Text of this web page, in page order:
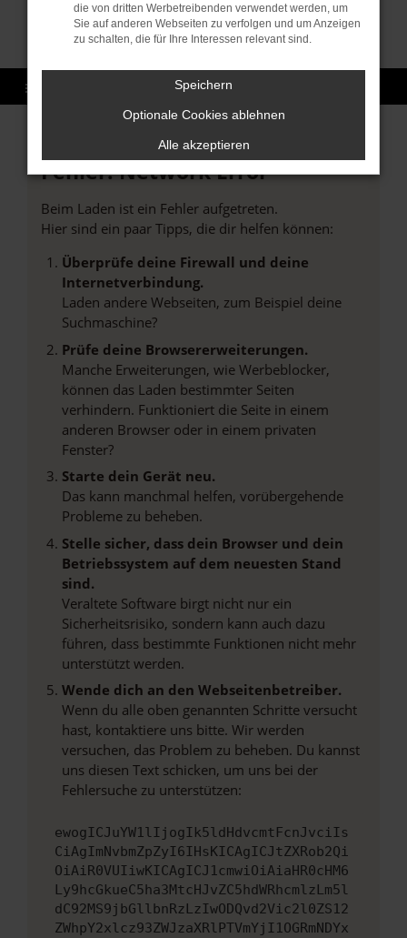
Fehler: Network Error
Beim Laden ist ein Fehler aufgetreten.
Hier sind ein paar Tipps, die dir helfen können:
Überprüfe deine Firewall und deine
Internetverbindung.
Laden andere Webseiten, zum Beispiel deine
Suchmaschine?
Prüfe deine Browsererweiterungen.
Manche Erweiterungen, wie Werbeblocker,
können das Laden bestimmter Seiten
verhindern. Funktioniert die Seite in einem
anderen Browser oder in einem privaten
Fenster?
Starte dein Gerät neu.
Das kann manchmal helfen, vorübergehende
Probleme zu beheben.
Stelle sicher, dass dein Browser und dein
Betriebssystem auf dem neuesten Stand
sind.
Veraltete Software birgt nicht nur ein
Sicherheitsrisiko, sondern kann auch dazu
führen, dass bestimmte Funktionen nicht mehr
unterstützt werden.
Wende dich an den Webseitenbetreiber.
Wenn du alle oben genannten Schritte versucht
hast, kontaktiere uns bitte. Wir werden
versuchen, das Problem zu beheben. Du kannst
uns diesen Text schicken, um uns bei der
Fehlersuche zu unterstützen:
ewogICJuYW1lIjogIk5ldHdvcmtFcnJvciIs
CiAgImNvbmZpZyI6IHsKICAgICJtZXRob2Qi
OiAiR0VUIiwKICAgICJ1cmwiOiAiaHR0cHM6
Ly9hcGkueC5ha3MtcHJvZC5hdWRhcmlzLm5l
dC92MS9jbGllbnRzLzIwODQvd2Vic2l0ZS12
ZWhpY2xlcz93ZWJzaXRlPTVmYjI1OGRmNDYx
die von dritten Werbetreibenden verwendet werden, um
Sie auf anderen Webseiten zu verfolgen und um Anzeigen
zu schalten, die für Ihre Interessen relevant sind.
Speichern
Optionale Cookies ablehnen
Alle akzeptieren